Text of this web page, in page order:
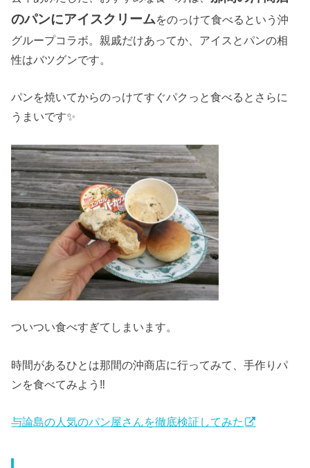
のパンにアイスクリームをのっけて食べるという沖
グループコラボ。親戚だけあってか、アイスとパンの相
性はバツグンです。
パンを焼いてからのっけてすぐパクっと食べるとさらに
うまいです✨
ついつい食べすぎてしまいます。
時間があるひとは那間の沖商店に行ってみて、手作りパ
ンを食べてみよう‼
与論島の人気のパン屋さんを徹底検証してみた